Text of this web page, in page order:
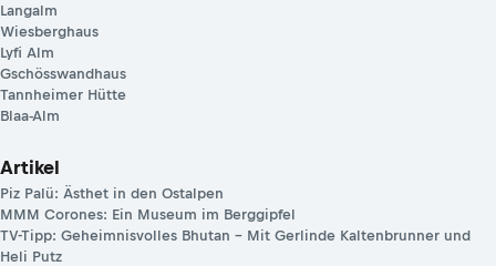
Langalm
Wiesberghaus
Lyfi Alm
Gschösswandhaus
Tannheimer Hütte
Blaa-Alm
Artikel
Piz Palü: Ästhet in den Ostalpen
MMM Corones: Ein Museum im Berggipfel
TV-Tipp: Geheimnisvolles Bhutan – Mit Gerlinde Kaltenbrunner und
Heli Putz